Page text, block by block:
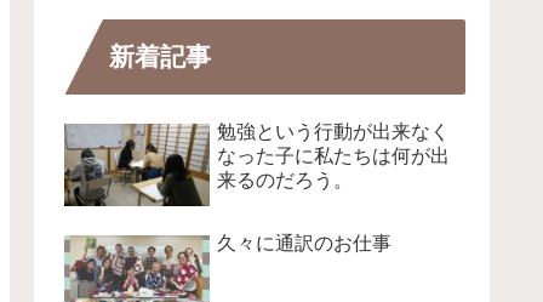
新着記事
勉強という行動が出来なく
なった子に私たちは何が出
来るのだろう。
久々に通訳のお仕事